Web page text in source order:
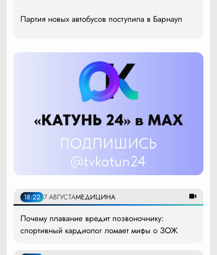
Партия новых автобусов поступила в Барнаул
18:22 7 АВГУСТАМЕДИЦИНА
Почему плавание вредит позвоночнику:
спортивный кардиолог ломает мифы о ЗОЖ